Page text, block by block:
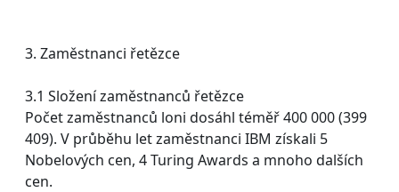
3. Zaměstnanci řetězce
3.1 Složení zaměstnanců řetězce
Počet zaměstnanců loni dosáhl téměř 400 000 (399
409). V průběhu let zaměstnanci IBM získali 5
Nobelových cen, 4 Turing Awards a mnoho dalších
cen.